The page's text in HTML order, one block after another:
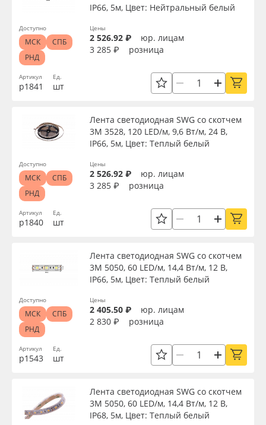
Артикул
р1841
IP66, 5м, Цвет: Нейтральный белый
Ед.
шт
Цены
2 526.92 ₽
юр. лицам
3 285 ₽
розница
Доступно
МСК
СПБ
РНД
Артикул
р1840
Лента светодиодная SWG со скотчем
3М 3528, 120 LED/м, 9,6 Вт/м, 24 В,
IP66, 5м, Цвет: Теплый белый
Ед.
шт
Цены
2 526.92 ₽
юр. лицам
3 285 ₽
розница
Доступно
МСК
СПБ
РНД
Артикул
р1543
Лента светодиодная SWG со скотчем
3М 5050, 60 LED/м, 14,4 Вт/м, 12 В,
IP66, 5м, Цвет: Теплый белый
Ед.
шт
Цены
2 405.50 ₽
юр. лицам
2 830 ₽
розница
Доступно
МСК
СПБ
РНД
Лента светодиодная SWG со скотчем
3М 5050, 60 LED/м, 14,4 Вт/м, 12 В,
IP68, 5м, Цвет: Теплый белый